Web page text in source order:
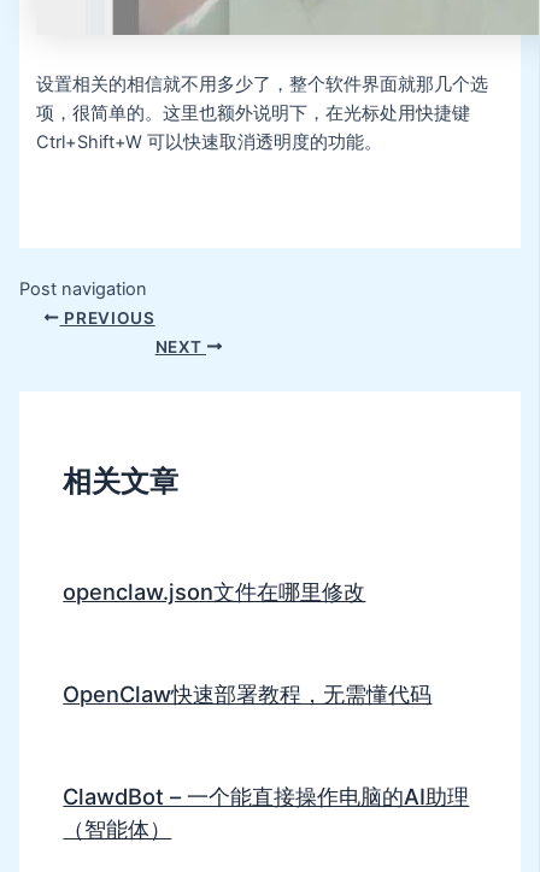
设置相关的相信就不用多少了，整个软件界面就那几个选
项，很简单的。这里也额外说明下，在光标处用快捷键
Ctrl+Shift+W 可以快速取消透明度的功能。
Post navigation
PREVIOUS
NEXT
相关文章
openclaw.json文件在哪里修改
OpenClaw快速部署教程，无需懂代码
ClawdBot – 一个能直接操作电脑的AI助理
（智能体）